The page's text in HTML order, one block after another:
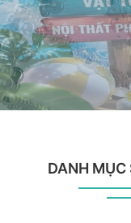
DANH